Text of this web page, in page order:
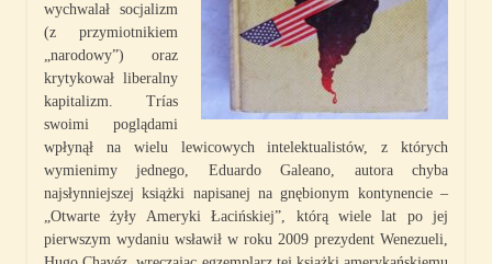
wychwalał socjalizm
(z przymiotnikiem
„narodowy”) oraz
krytykował liberalny
kapitalizm. Trías
swoimi poglądami
wpłynął na wielu lewicowych intelektualistów, z których
wymienimy jednego, Eduardo Galeano, autora chyba
najsłynniejszej książki napisanej na gnębionym kontynencie –
„Otwarte żyły Ameryki Łacińskiej”, którą wiele lat po jej
pierwszym wydaniu wsławił w roku 2009 prezydent Wenezueli,